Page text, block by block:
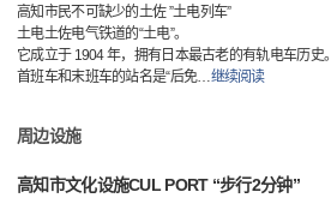
高知市民不可缺少的土佐 ”土电列车”
土电土佐电气铁道的“土电”。
它成立于 1904 年，拥有日本最古老的有轨电车历史。
首班车和末班车的站名是“后免…继续阅读
周边设施
高知市文化设施CUL PORT “步行2分钟”